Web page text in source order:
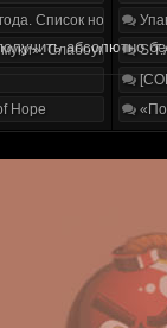
Список
Слабоумие и
Hope
абсолютно